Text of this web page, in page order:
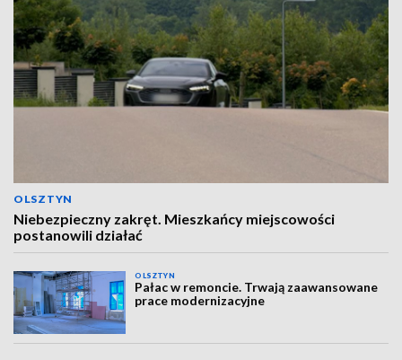
OLSZTYN
Niebezpieczny zakręt. Mieszkańcy miejscowości
postanowili działać
OLSZTYN
Pałac w remoncie. Trwają zaawansowane
prace modernizacyjne